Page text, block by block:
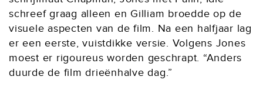
schreef graag alleen en Gilliam broedde op de
visuele aspecten van de film. Na een halfjaar lag
er een eerste, vuistdikke versie. Volgens Jones
moest er rigoureus worden geschrapt. “Anders
duurde de film drieënhalve dag.”